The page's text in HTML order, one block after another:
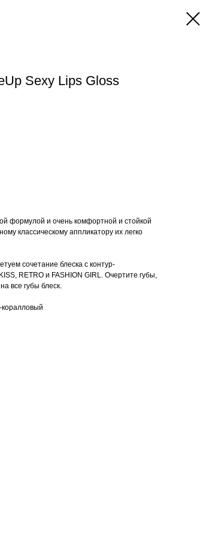
Sexy Lips Gloss
формулой и очень комфортной и стойкой
классическому аппликатору их легко
сочетание блеска с контур-
RETRO и FASHION GIRL. Очертите губы,
все губы блеск.